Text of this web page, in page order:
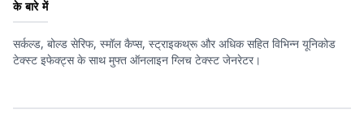
के बारे में
सर्कल्ड, बोल्ड सेरिफ, स्मॉल कैप्स, स्ट्राइकथ्रू और अधिक सहित विभिन्न यूनिकोड
टेक्स्ट इफेक्ट्स के साथ मुफ्त ऑनलाइन ग्लिच टेक्स्ट जेनरेटर।